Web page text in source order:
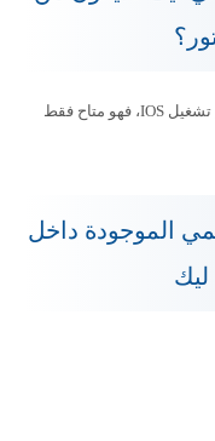
للاسف الشديد تنزيل انمي ليك غير متوفر لنظام تشغيل IOS، فهو متاح فقط
الموجودة داخل